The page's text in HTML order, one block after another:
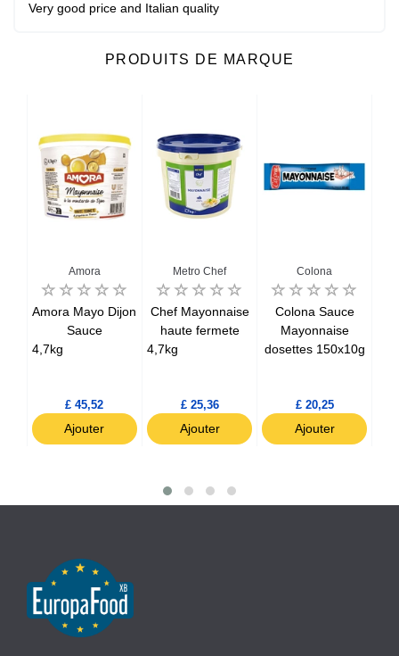
Very good price and Italian quality
PRODUITS DE MARQUE
Amora
Amora Mayo Dijon
Sauce
4,7kg
£ 45,52
Ajouter
Metro Chef
Chef Mayonnaise
haute fermete
4,7kg
£ 25,36
Ajouter
Colona
Colona Sauce
Mayonnaise
dosettes 150x10g
£ 20,25
Ajouter